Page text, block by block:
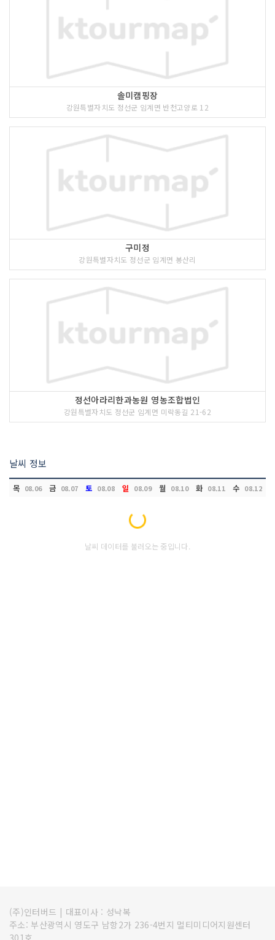
솔미캠핑장
강원특별자치도 정선군 임계면 반천고양로 12
구미정
강원특별자치도 정선군 임계면 봉산리
정선아라리한과농원 영농조합법인
강원특별자치도 정선군 임계면 미락동길 21-62
날씨 정보
목 08.06 금 08.07 토 08.08 일 08.09 월 08.10 화 08.11 수 08.12
Loading...
날씨 데이터를 불러오는 중입니다.
(주)인터버드 | 대표이사 : 성낙복
주소: 부산광역시 영도구 남항2가 236-4번지 멀티미디어지원센터